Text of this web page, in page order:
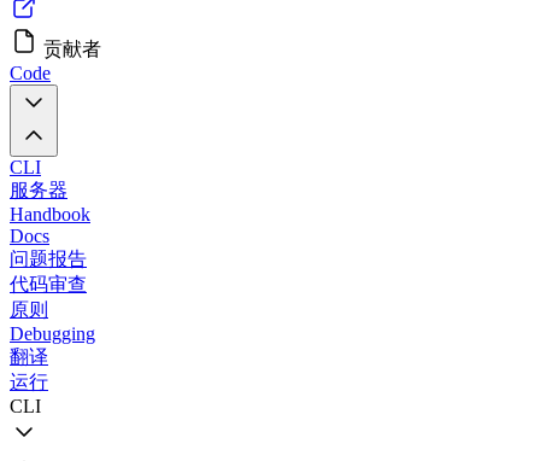
贡献者
Code
CLI
服务器
Handbook
Docs
问题报告
代码审查
原则
Debugging
翻译
运行
CLI